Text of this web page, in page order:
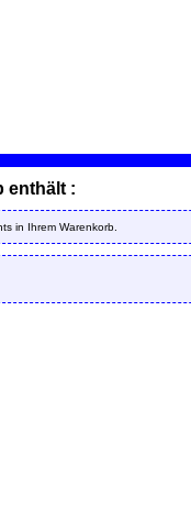
enthält :
in Ihrem Warenkorb.